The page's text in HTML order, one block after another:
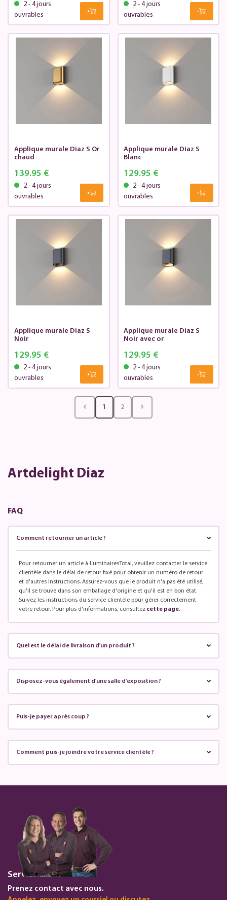
2 - 4 jours
ouvrables
2 - 4 jours
ouvrables
Applique murale Diaz S Or
chaud
139.95 €
2 - 4 jours
ouvrables
Applique murale Diaz S
Blanc
129.95 €
2 - 4 jours
ouvrables
Applique murale Diaz S
Noir
129.95 €
2 - 4 jours
ouvrables
Applique murale Diaz S
Noir avec or
129.95 €
2 - 4 jours
ouvrables
1 2
Artdelight Diaz
FAQ
Comment retourner un article ?
Pour retourner un article à LuminairesTotal, veuillez contacter le service
clientèle dans le délai de retour fixé pour obtenir un numéro de retour
et d'autres instructions. Assurez-vous que le produit n'a pas été utilisé,
qu'il se trouve dans son emballage d'origine et qu'il est en bon état.
Suivez les instructions du service clientèle pour gérer correctement
votre retour. Pour plus d'informations, consultez cette page.
Quel est le délai de livraison d'un produit ?
Disposez-vous également d'une salle d'exposition ?
Puis-je payer après coup ?
Comment puis-je joindre votre service clientèle ?
Service client
Prenez contact avec nous.